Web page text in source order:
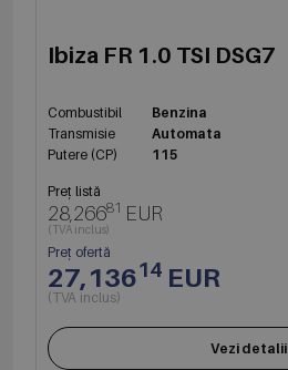
Ibiza FR 1.0 TSI DSG7
Combustibil
Benzina
Transmisie
Automata
Putere (CP)
115
Preț listă
28,26681 EUR
(TVA inclus)
Preț ofertă
27,13614 EUR
(TVA inclus)
Vezi detalii